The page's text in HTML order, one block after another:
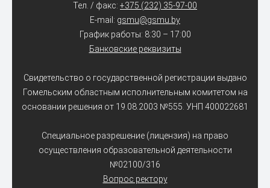
Тел. / факс: +375 (232) 35-97-00
E-mail: gsmu@gsmu.by
График работы: 8:30 – 17:00
Банковские реквизиты
Свидетельство о государственной регистрации выдано
Гомельским областным исполнительным комитетом на
основании решения от 19.08.2003 №555. УНП 400022681
Специальное разрешение (лицензия) на право
осуществления образовательной деятельности
№02100/316
Вопрос ректору